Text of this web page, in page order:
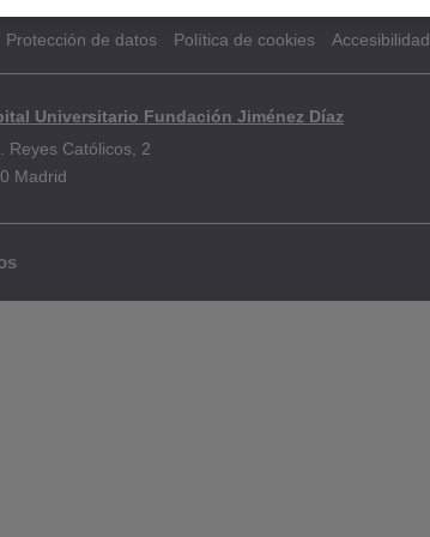
Protección de datos Política de cookies Accesibilidad
Universitario Fundación Jiménez Díaz
Reyes Católicos, 2
Madrid